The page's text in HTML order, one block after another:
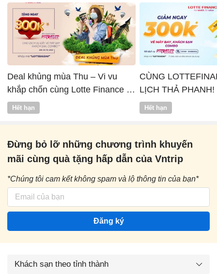
Deal khủng mùa Thu – Vi vu
khắp chốn cùng Lotte Finance x
Vntrip
Hết hạn
CÙNG
LỊCH THẢ PHANH!
Hết hạn
Đừng bỏ lỡ những chương trình khuyến
mãi cùng quà tặng hấp dẫn của Vntrip
*Chúng tôi cam kết không spam và lộ thông tin của bạn*
Đăng ký
Khách sạn theo tỉnh thành